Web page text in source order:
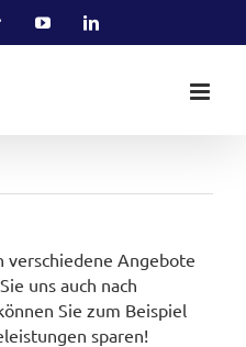
Tiktok YouTubeLinkedIn
verschiedene Angebote
uns auch nach
Sie zum Beispiel
sparen!